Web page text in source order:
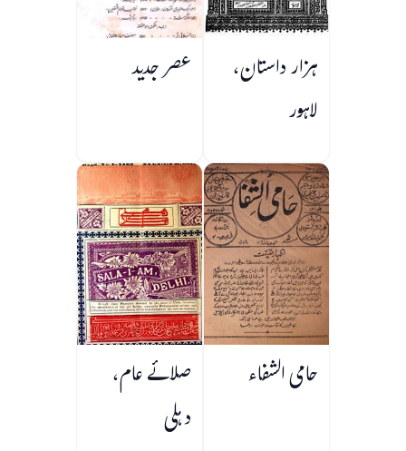
ہزار داستان،
لاہور
عصر جدید
حامی الشفاء صلائے عام،
دہلی